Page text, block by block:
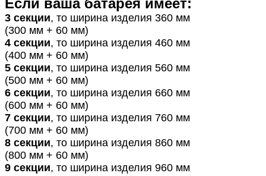
3 секции, то ширина изделия 360 мм
(300 мм + 60 мм)
4 секции, то ширина изделия 460 мм
(400 мм + 60 мм)
5 секции, то ширина изделия 560 мм
(500 мм + 60 мм)
6 секции, то ширина изделия 660 мм
(600 мм + 60 мм)
7 секции, то ширина изделия 760 мм
(700 мм + 60 мм)
8 секции, то ширина изделия 860 мм
(800 мм + 60 мм)
9 секции, то ширина изделия 960 мм